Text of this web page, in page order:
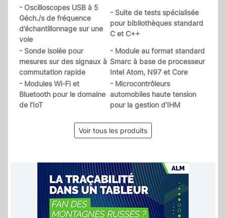
- Oscilloscopes USB à 5
Géch./s de fréquence
d’échantillonnage sur une
voie
- Suite de tests spécialisée
pour bibliothèques standard
C et C++
- Sonde isolée pour
mesures sur des signaux à
commutation rapide
- Module au format standard
Smarc à base de processeur
Intel Atom, N97 et Core
- Modules Wi-Fi et
Bluetooth pour le domaine
de l’IoT
- Microcontrôleurs
automobiles haute tension
pour la gestion d’IHM
Voir tous les produits